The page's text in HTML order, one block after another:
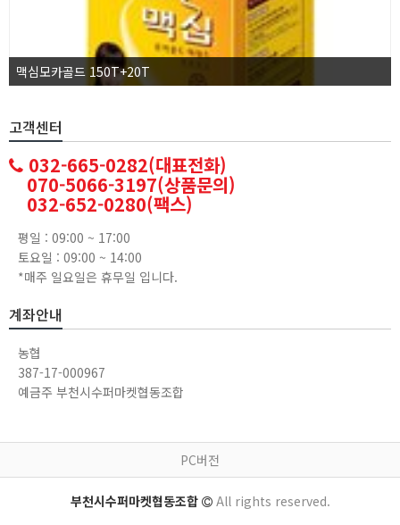
맥심모카골드 150T+20T
고객센터
032-665-0282(대표전화)
070-5066-3197(상품문의)
032-652-0280(팩스)
평일 : 09:00 ~ 17:00
토요일 : 09:00 ~ 14:00
*매주 일요일은 휴무일 입니다.
계좌안내
농협
387-17-000967
예금주 부천시수퍼마켓협동조합
PC버전
부천시수퍼마켓협동조합 All rights reserved.